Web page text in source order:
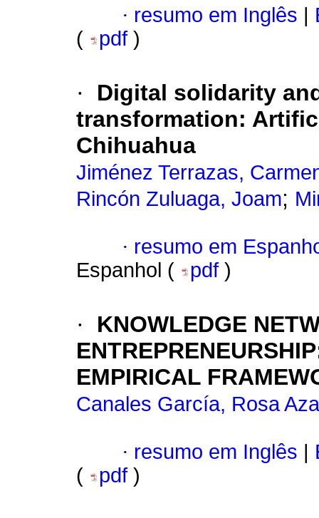
· resumo em Inglês
(
pdf )
·
Digital solidarity
transformation:
Chihuahua
Jiménez Terrazas,
Rincón Zuluaga, Joam;
· resumo em
Espanhol (
pdf )
·
KNOWLEDGE
EMPIRICAL
Canales García, Rosa
· resumo em Inglês
(
pdf )